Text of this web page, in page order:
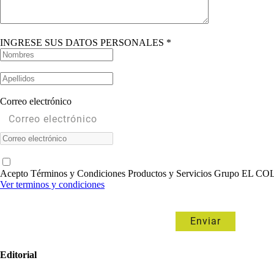
INGRESE SUS DATOS PERSONALES *
Correo electrónico
Acepto Términos y Condiciones Productos y Servicios Grupo EL
Ver terminos y condiciones
Editorial